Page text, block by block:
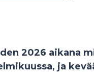
2026 aikana
ja